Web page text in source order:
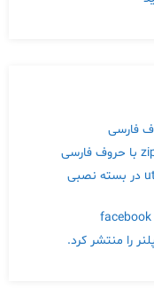
رفع خطای utf8_general_ci: Fail در بسته نصبی